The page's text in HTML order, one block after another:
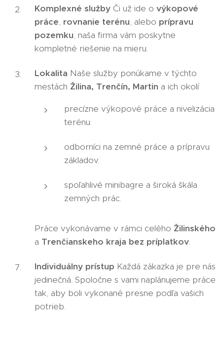
Komplexné služby Či už ide o výkopové
práce, rovnanie terénu, alebo prípravu
pozemku, naša firma vám poskytne
kompletné riešenie na mieru.
Lokalita Naše služby ponúkame v týchto
mestách Žilina, Trenčín, Martin a ich okolí
precízne výkopové práce a nivelizácia
terénu.
odborníci na zemné práce a prípravu
základov.
spoľahlivé minibagre a široká škála
zemných prác.
Práce vykonávame v rámci celého Žilinského
a Trenčianskeho kraja bez príplatkov.
Individuálny prístup Každá zákazka je pre nás
jedinečná. Spoločne s vami naplánujeme práce
tak, aby boli vykonané presne podľa vašich
potrieb.